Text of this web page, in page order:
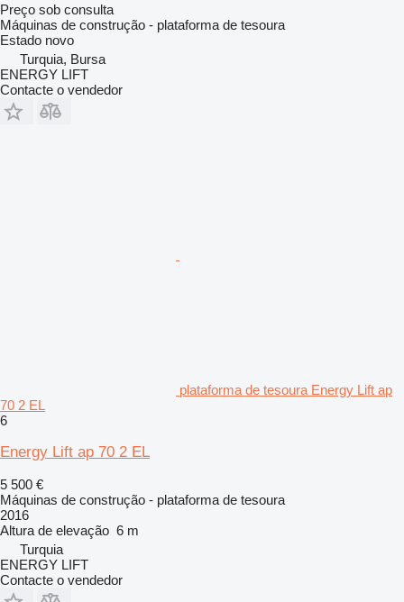
Preço sob consulta
Máquinas de construção - plataforma de tesoura
Estado novo
Turquia, Bursa
ENERGY LIFT
Contacte o vendedor
plataforma de tesoura Energy Lift ap
70 2 EL
6
Energy Lift ap 70 2 EL
5 500 €
Máquinas de construção - plataforma de tesoura
2016
Altura de elevação 6 m
Turquia
ENERGY LIFT
Contacte o vendedor